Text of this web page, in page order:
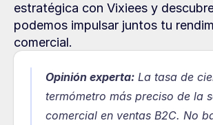
estratégica con Vixiees y
podemos impulsar juntos tu
comercial.
Opinión experta: La tasa de
termómetro más preciso de la
comercial en ventas B2C. No